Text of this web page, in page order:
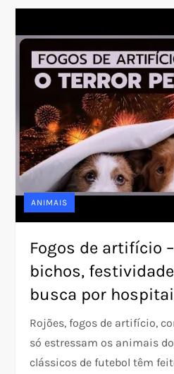
ANIMAIS
Fogos de artifício
bichos,
busca por
Rojões, fogos de artifício,
só estressam os animais
clássicos de futebol têm